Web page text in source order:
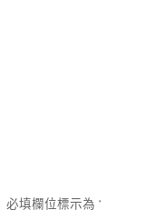
必填欄位標示為 *